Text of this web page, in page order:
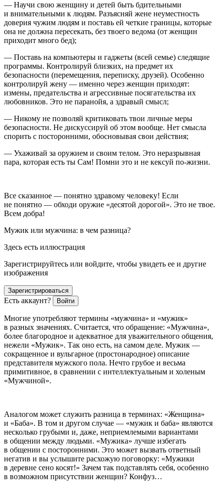
— Научи свою женщину и детей быть бдительными
и внимательными к людям. Разъясняй жене неуместность
доверия чужим людям и поставь ей четкие границы, которые
она не должна пересекать, без твоего ведома (от женщин
приходит много бед);
— Поставь на компьютеры и гаджеты (всей семье) следящие
программы. Контролируй близких, на предмет их
безопасности (перемещения, переписку, друзей). Особенно
контролируй жену — именно через женщин приходят:
измены, предательства и агрессивные посягательства их
любовников. Это не паранойя, а здравый смысл;
— Никому не позволяй критиковать твои личные меры
безопасности. Не дискуссируй об этом вообще. Нет смысла
спорить с посторонними, обосновывая свои действия;
— Ухаживай за оружием и своим телом. Это неразрывная
пара, которая есть ты Сам! Помни это и не кексуй по-жизни.
Все сказанное — понятно здравому человеку! Если
не понятно — обходи оружие «десятой дорогой». Это не твое.
Всем добра!
Мужик или мужчина: в чем разница?
Здесь есть иллюстрация
Зарегистрируйтесь или войдите, чтобы увидеть ее и другие
изображения
Зарегистрироваться
Есть аккаунт? Войти
Многие употребляют термины «мужчина» и «мужик»
в разных значениях. Считается, что обращение: «Мужчина»,
более благородное и адекватное для уважительного общения,
нежели «Мужик». Так оно есть, на самом деле. Мужик —
сокращенное и вульгарное (простонародное) описание
представителя мужского пола. Нечто грубое и весьма
примитивное, в сравнении с интеллектуальным и холеным
«Мужчиной».
Аналогом может служить разница в терминах: «Женщина»
и «Баба». В том и другом случае — «мужик и баба» являются
несколько грубыми и, даже, неприемлемыми вариантами
в общении между людьми. «Мужика» лучше избегать
в общении с посторонними. Это может вызвать ответный
негатив и вы услышите расхожую поговорку: «Мужики
в деревне сено косят!» Зачем так подставлять себя, особенно
в возможном присутствии женщин? Конфуз…